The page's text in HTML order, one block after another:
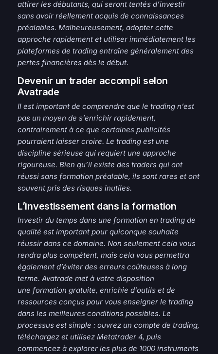
attirer les débutants, qui seront tentés d’investir
sans avoir réellement acquis de connaissances
préalables. Malheureusement, adopter cette
approche rapidement et utiliser immédiatement les
plateformes de trading entraîne généralement des
pertes financières dès le début.
Devenir un trader accompli selon
Avatrade
Il est important de comprendre que le trading n’est
pas un moyen de s’enrichir rapidement,
contrairement à ce que certaines publicités
pourraient laisser croire. Le trading est une
discipline sérieuse qui requiert une approche
rigoureuse. Bien qu’il existe des traders qui ont
réussi sans formation préalable, ils sont rares et ont
souvent pris des risques inutiles.
L’investissement dans la formation
Investir du temps dans une formation en trading de
qualité est important pour quiconque souhaite
réussir dans ce domaine. Non seulement cela vous
rendra plus compétent, mais cela vous permettra
également d’éviter des erreurs coûteuses à long
terme. Avatrade met à votre disposition
une formation gratuite, enrichie d’outils et de
ressources conçus pour vous enseigner le trading
dans les meilleures conditions possibles. Le
processus est simple : ouvrez un compte de trading,
téléchargez et utilisez Metatrader 4, puis
commencez à explorer les plus de 1000 instruments